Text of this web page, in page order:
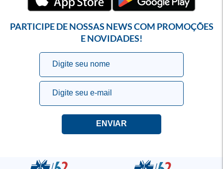
PARTICIPE DE NOSSAS NEWS COM PROMOÇÕES
E NOVIDADES!